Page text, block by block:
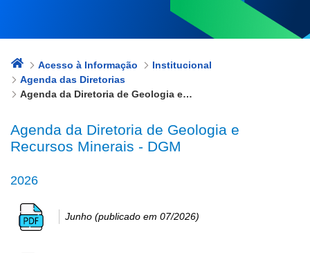
Acesso à Informação
Institucional
Agenda das Diretorias
Agenda da Diretoria de Geologia e Recursos Minerais - DGM
Agenda da Diretoria de Geologia e
Recursos Minerais - DGM
2026
Junho (publicado em 07/2026)